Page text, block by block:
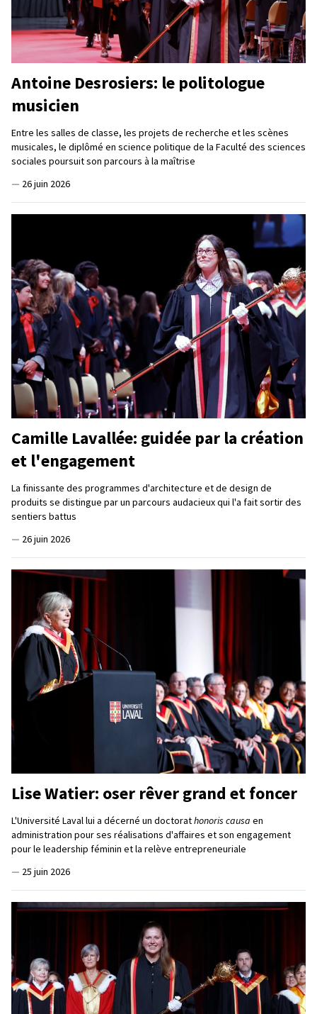
Antoine Desrosiers: le politologue
musicien
Entre les salles de classe, les projets de recherche et les scènes
musicales, le diplômé en science politique de la Faculté des sciences
sociales poursuit son parcours à la maîtrise
— 26 juin 2026
Camille Lavallée: guidée par la création
et l'engagement
La finissante des programmes d'architecture et de design de
produits se distingue par un parcours audacieux qui l'a fait sortir des
sentiers battus
— 26 juin 2026
Lise Watier: oser rêver grand et foncer
L'Université Laval lui a décerné un doctorathonoris causa en
administration pour ses réalisations d'affaires et son engagement
pour le leadership féminin et la relève entrepreneuriale
— 25 juin 2026